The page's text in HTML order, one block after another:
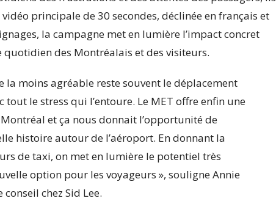
principale de 30 secondes, déclinée en français et
la campagne met en lumière l’impact concret
des Montréalais et des visiteurs.
la moins agréable reste souvent le déplacement
tout le stress qui l’entoure. Le MET offre enfin une
et ça nous donnait l’opportunité de
histoire autour de l’aéroport. En donnant la
de taxi, on met en lumière le potentiel très
option pour les voyageurs », souligne Annie
chez Sid Lee.